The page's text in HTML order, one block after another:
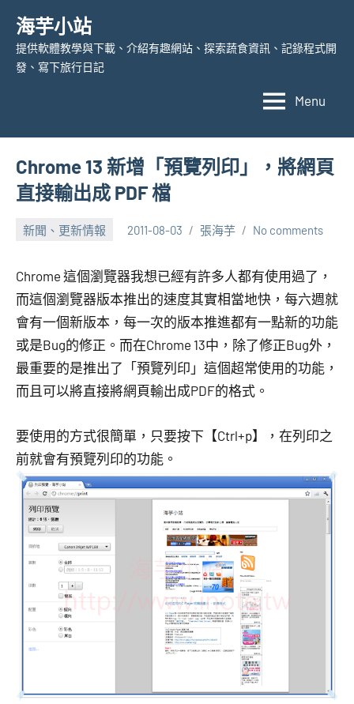
content
海芋小站
提供軟體教學與下載、介紹有趣網站、探索蔬食資訊、記錄程式開
發、寫下旅行日記
Menu
Chrome 13 新增「預覽列印」，將網頁
直接輸出成 PDF 檔
新聞、更新情報 2011-08-03 張海芋 No comments
Chrome 這個瀏覽器我想已經有許多人都有使用過了，
而這個瀏覽器版本推出的速度其實相當地快，每六週就
會有一個新版本，每一次的版本推進都有一點新的功能
或是Bug的修正。而在Chrome 13中，除了修正Bug外，
最重要的是推出了「預覽列印」這個超常使用的功能，
而且可以將直接將網頁輸出成PDF的格式。
要使用的方式很簡單，只要按下【Ctrl+p】，在列印之
前就會有預覽列印的功能。